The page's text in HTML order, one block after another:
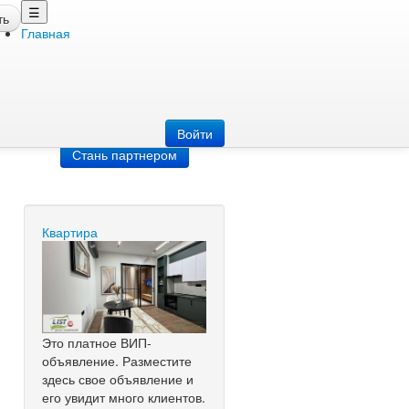
☰
Главная
Войти
Стань партнером
Квартира
Это платное ВИП-
объявление. Разместите
здесь свое объявление и
его увидит много клиентов.